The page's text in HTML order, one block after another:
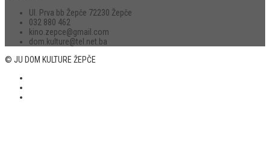
Ul. Prva bb Žepče 72230 Žepče
032 880 462
kino.zepce@gmail.com
dom.kulture@tel.net.ba
© JU DOM KULTURE ŽEPČE